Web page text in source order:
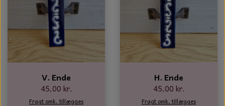
HAVE PYNT
DUFTLYS
NOTES OG GÆSTEBØGER
GLAS DECOR
V. Ende
45,00 kr.
Fragt omk. tillægges
H. Ende
45,00 kr.
Fragt omk. tillægges